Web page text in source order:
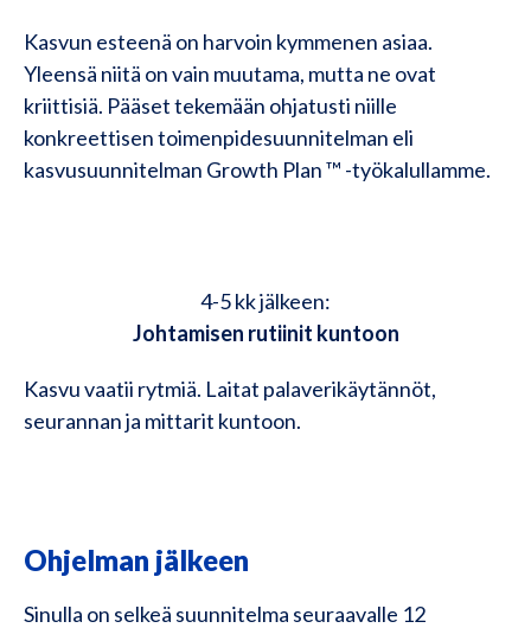
Kasvun esteenä on harvoin kymmenen asiaa.
Yleensä niitä on vain muutama, mutta ne ovat
kriittisiä. Pääset tekemään ohjatusti niille
konkreettisen toimenpidesuunnitelman eli
kasvusuunnitelman Growth Plan ™️ -työkalullamme.
4-5 kk jälkeen:
Johtamisen rutiinit kuntoon
Kasvu vaatii rytmiä. Laitat palaverikäytännöt,
seurannan ja mittarit kuntoon.
Ohjelman jälkeen
Sinulla on selkeä suunnitelma seuraavalle 12